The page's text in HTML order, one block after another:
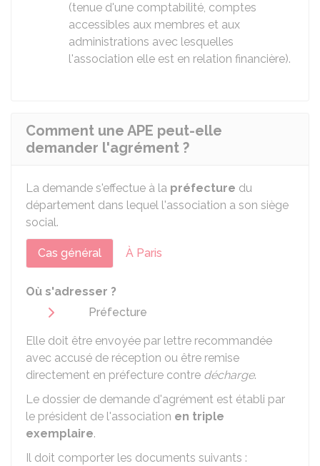
(tenue d'une comptabilité, comptes
accessibles aux membres et aux
administrations avec lesquelles
l'association elle est en relation financière).
Comment une APE peut-elle
demander l'agrément ?
La demande s'effectue à la préfecture du
département dans lequel l'association a son siège
social.
Cas général À Paris
Où s'adresser ?
Préfecture
Elle doit être envoyée par lettre recommandée
avec accusé de réception ou être remise
directement en préfecture contre décharge.
Le dossier de demande d'agrément est établi par
le président de l'association en triple
exemplaire.
Il doit comporter les documents suivants :